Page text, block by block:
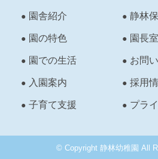
園舎紹介
園の特色
園での生活
入園案内
子育て支援
静林
園長室
お問
採用
プラ
© Copyright 静林幼稚園 All